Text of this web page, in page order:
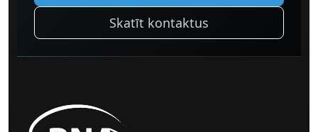
Skatīt kontaktus